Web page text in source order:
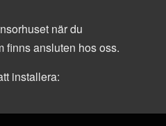
när du
finns ansluten hos oss.
installera: